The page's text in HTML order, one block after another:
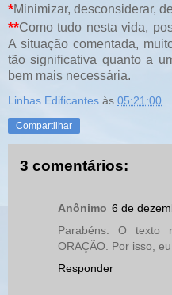
*Minimizar, desconsiderar,
**Como tudo nesta vida,
A situação comentada,
tão significativa quanto a
bem mais necessária.
Linhas Edificantes às 05:21:00
Compartilhar
3 comentários:
Anônimo 6 de
Parabéns. O texto
ORAÇÃO. Por isso,
Responder